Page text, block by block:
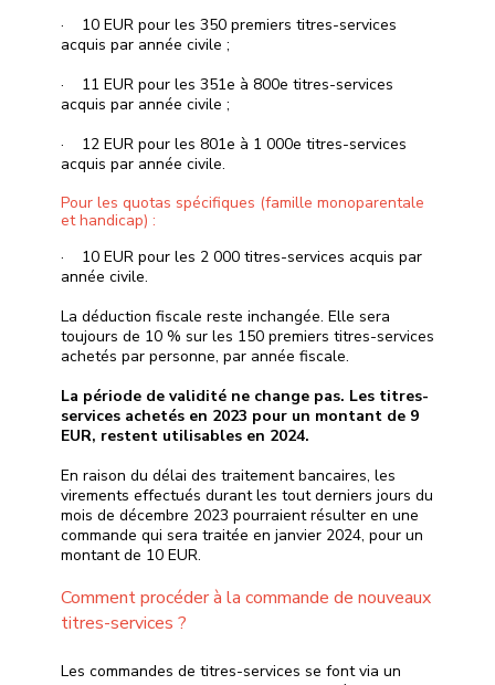
· 10 EUR pour les 350 premiers titres-services
acquis par année civile ;
· 11 EUR pour les 351e à 800e titres-services
acquis par année civile ;
· 12 EUR pour les 801e à 1 000e titres-services
acquis par année civile.
Pour les quotas spécifiques (famille monoparentale
et handicap) :
· 10 EUR pour les 2 000 titres-services acquis par
année civile.
La déduction fiscale reste inchangée. Elle sera
toujours de 10 % sur les 150 premiers titres-services
achetés par personne, par année fiscale.
La période de validité ne change pas. Les titres-
services achetés en 2023 pour un montant de 9
EUR, restent utilisables en 2024.
En raison du délai des traitement bancaires, les
virements effectués durant les tout derniers jours du
mois de décembre 2023 pourraient résulter en une
commande qui sera traitée en janvier 2024, pour un
montant de 10 EUR.
Comment procéder à la commande de nouveaux
titres-services ?
Les commandes de titres-services se font via un